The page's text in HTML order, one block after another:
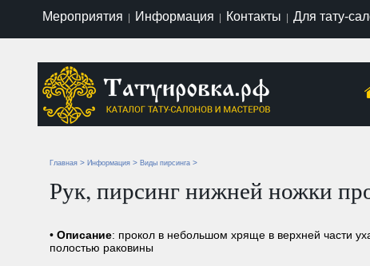
Мероприятия Информация Контакты Для тату-
Главная > Информация > Виды пирсинга >
Рук, пирсинг нижней ножки
• Описание: прокол в небольшом хряще в верхней части
полостью раковины